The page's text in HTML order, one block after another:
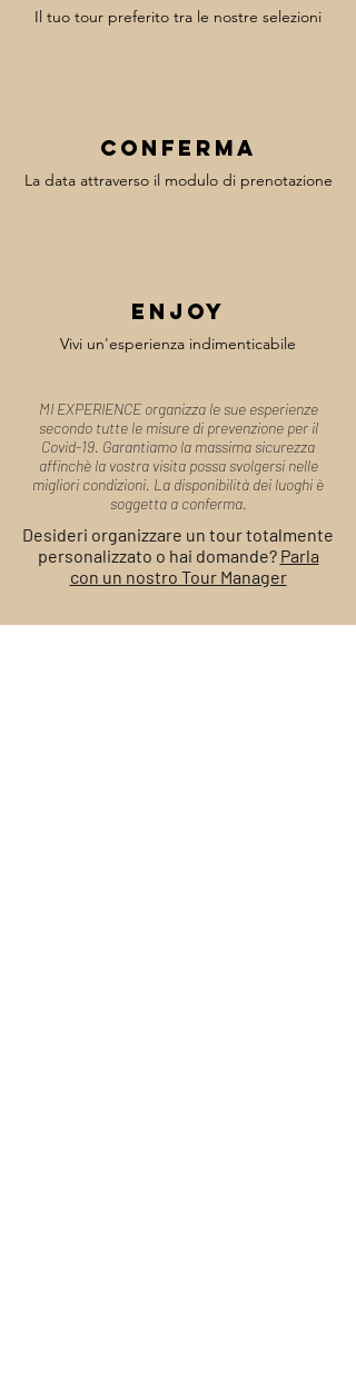
Il tuo tour preferito tra le nostre selezioni
Conferma
La data attraverso il modulo di prenotazione
enjoy
Vivi un'esperienza indimenticabile
MI EXPERIENCE organizza le sue esperienze
secondo tutte le misure di prevenzione per il
Covid-19. Garantiamo la massima sicurezza
affinchè la vostra visita possa svolgersi nelle
migliori condizioni. La disponibilità dei luoghi è
soggetta a conferma.
Desideri organizzare un tour totalmente
personalizzato o hai domande? Parla
con un nostro Tour Manager